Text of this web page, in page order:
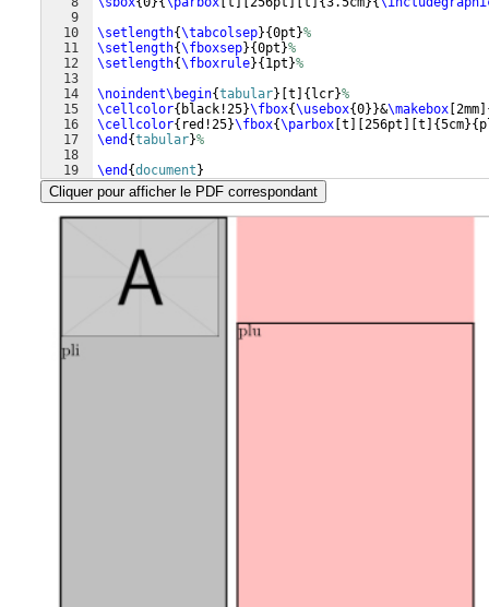
9
10
11
12
13
14
15
16
17
18
19
\setlength{\tabcolsep}{0pt }%
\setlength{\fboxsep}{0pt }%
\setlength{\fboxrule}{ 1pt }%
\noindent\begin{tabular} t { lcr}%
\cellcolor{ black!25}\fbox{\usebox{0}}&\makebox 2mm
\cellcolor{ red!25}\fbox{\parbox t 256pt t {5cm}{
\end {tabular}%
\end {document }
Cliquer pour afficher le PDF correspondant